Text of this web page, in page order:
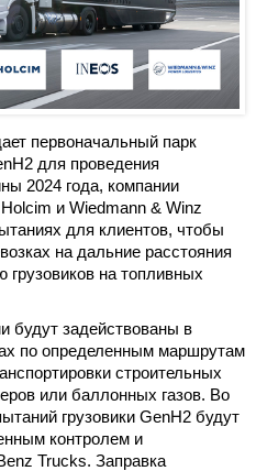
первоначальный парк
для проведения
2024 года, компании
и Wiedmann & Winz
для клиентов, чтобы
на дальние расстояния
на топливных
будут задействованы в
по определенным маршрутам
строительных
или баллонных газов. Во
грузовики GenH2 будут
контролем и
Trucks. Заправка